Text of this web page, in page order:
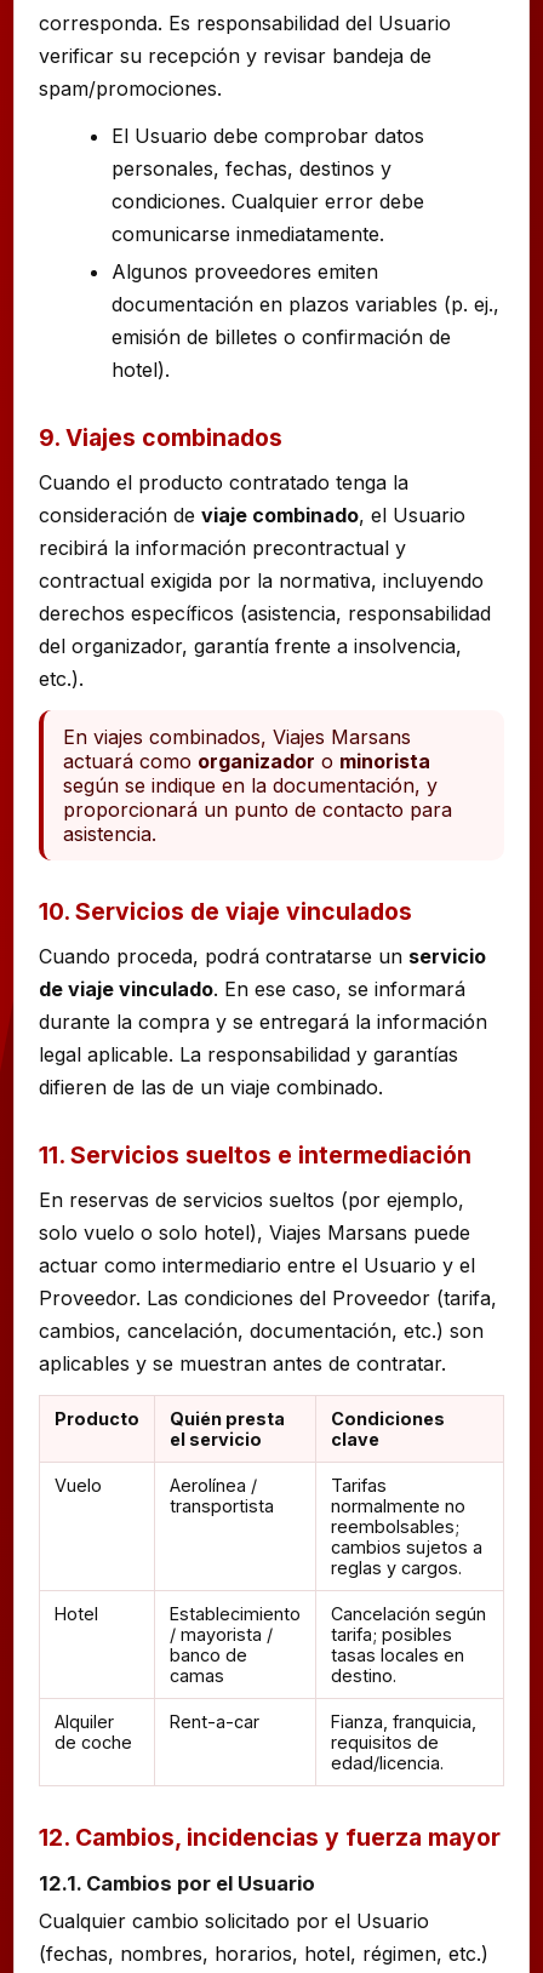
corresponda. Es responsabilidad del Usuario
verificar su recepción y revisar bandeja de
spam/promociones.
El Usuario debe comprobar datos
personales, fechas, destinos y
condiciones. Cualquier error debe
comunicarse inmediatamente.
Algunos proveedores emiten
documentación en plazos variables (p. ej.,
emisión de billetes o confirmación de
hotel).
9. Viajes combinados
Cuando el producto contratado tenga la
consideración de viaje combinado, el Usuario
recibirá la información precontractual y
contractual exigida por la normativa, incluyendo
derechos específicos (asistencia, responsabilidad
del organizador, garantía frente a insolvencia,
etc.).
En viajes combinados, Viajes Marsans
actuará como organizador o minorista
según se indique en la documentación, y
proporcionará un punto de contacto para
asistencia.
10. Servicios de viaje vinculados
Cuando proceda, podrá contratarse un servicio
de viaje vinculado. En ese caso, se informará
durante la compra y se entregará la información
legal aplicable. La responsabilidad y garantías
difieren de las de un viaje combinado.
11. Servicios sueltos e intermediación
En reservas de servicios sueltos (por ejemplo,
solo vuelo o solo hotel), Viajes Marsans puede
actuar como intermediario entre el Usuario y el
Proveedor. Las condiciones del Proveedor (tarifa,
cambios, cancelación, documentación, etc.) son
aplicables y se muestran antes de contratar.
Producto
Quién presta
el servicio
Condiciones
clave
Vuelo
Aerolínea /
transportista
Tarifas
normalmente no
reembolsables;
cambios sujetos a
reglas y cargos.
Hotel
Establecimiento
/ mayorista /
banco de
camas
Cancelación según
tarifa; posibles
tasas locales en
destino.
Alquiler
de coche
Rent-a-car
Fianza, franquicia,
requisitos de
edad/licencia.
12. Cambios, incidencias y fuerza mayor
12.1. Cambios por el Usuario
Cualquier cambio solicitado por el Usuario
(fechas, nombres, horarios, hotel, régimen, etc.)